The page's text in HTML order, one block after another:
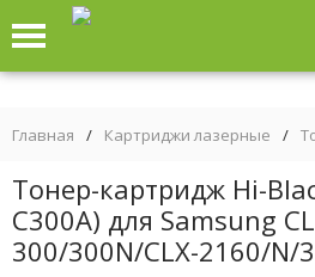
Главная / Картриджи лазерные /
Тонер-картридж Hi-
C300A) для Samsung
300/300N/CLX-2160/N/